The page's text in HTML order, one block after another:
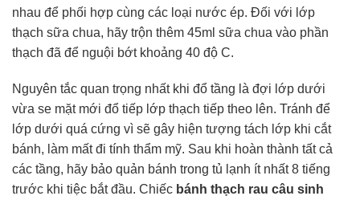
nhau để phối hợp cùng các loại nước ép. Đối với lớp
thạch sữa chua, hãy trộn thêm 45ml sữa chua vào phần
thạch đã để nguội bớt khoảng 40 độ C.
Nguyên tắc quan trọng nhất khi đổ tầng là đợi lớp dưới
vừa se mặt mới đổ tiếp lớp thạch tiếp theo lên. Tránh để
lớp dưới quá cứng vì sẽ gây hiện tượng tách lớp khi cắt
bánh, làm mất đi tính thẩm mỹ. Sau khi hoàn thành tất cả
các tầng, hãy bảo quản bánh trong tủ lạnh ít nhất 8 tiếng
trước khi tiệc bắt đầu. Chiếc bánh thạch rau câu sinh